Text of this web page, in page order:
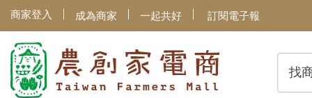
商家登入 成為商家 一起共好 訂閱電子報
找